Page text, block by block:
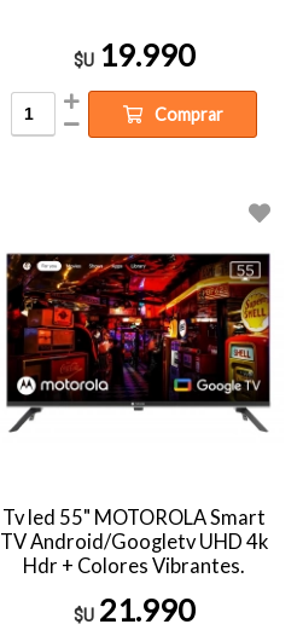
$U 19.990
Comprar
Tv led 55" MOTOROLA Smart
TV Android/Googletv UHD 4k
Hdr + Colores Vibrantes.
Vision
$U 21.990